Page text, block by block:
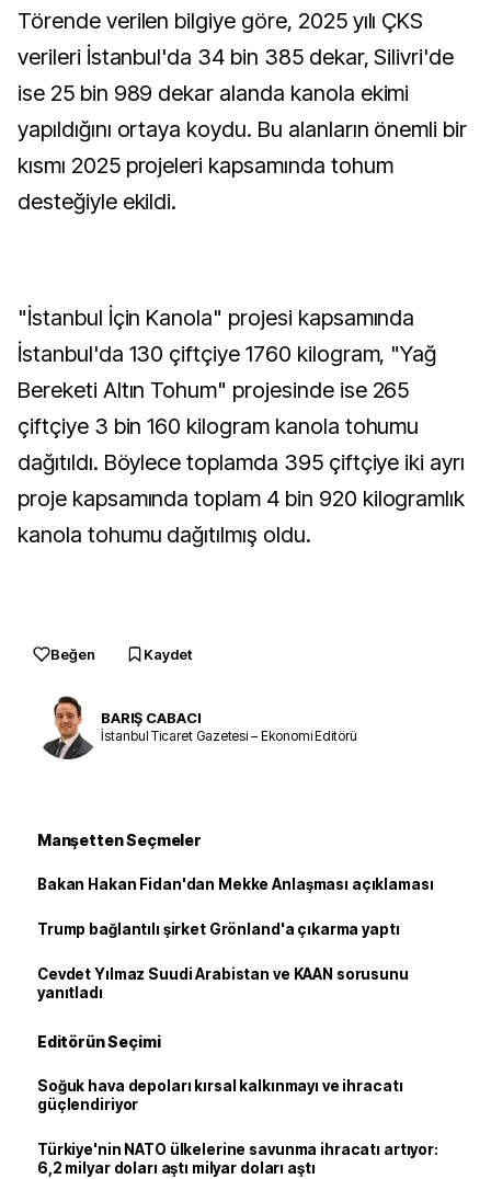
Törende verilen bilgiye göre, 2025 yılı ÇKS
verileri İstanbul'da 34 bin 385 dekar, Silivri'de
ise 25 bin 989 dekar alanda kanola ekimi
yapıldığını ortaya koydu. Bu alanların önemli bir
kısmı 2025 projeleri kapsamında tohum
desteğiyle ekildi.
"İstanbul İçin Kanola" projesi kapsamında
İstanbul'da 130 çiftçiye 1760 kilogram, "Yağ
Bereketi Altın Tohum" projesinde ise 265
çiftçiye 3 bin 160 kilogram kanola tohumu
dağıtıldı. Böylece toplamda 395 çiftçiye iki ayrı
proje kapsamında toplam 4 bin 920 kilogramlık
kanola tohumu dağıtılmış oldu.
Beğen Kaydet
BARIŞ CABACI
İstanbul Ticaret Gazetesi – Ekonomi Editörü
Manşetten Seçmeler
Bakan Hakan Fidan'dan Mekke Anlaşması açıklaması
Trump bağlantılı şirket Grönland'a çıkarma yaptı
Cevdet Yılmaz Suudi Arabistan ve KAAN sorusunu
yanıtladı
Editörün Seçimi
Soğuk hava depoları kırsal kalkınmayı ve ihracatı
güçlendiriyor
Türkiye'nin NATO ülkelerine savunma ihracatı artıyor:
6,2 milyar doları aştı milyar doları aştı